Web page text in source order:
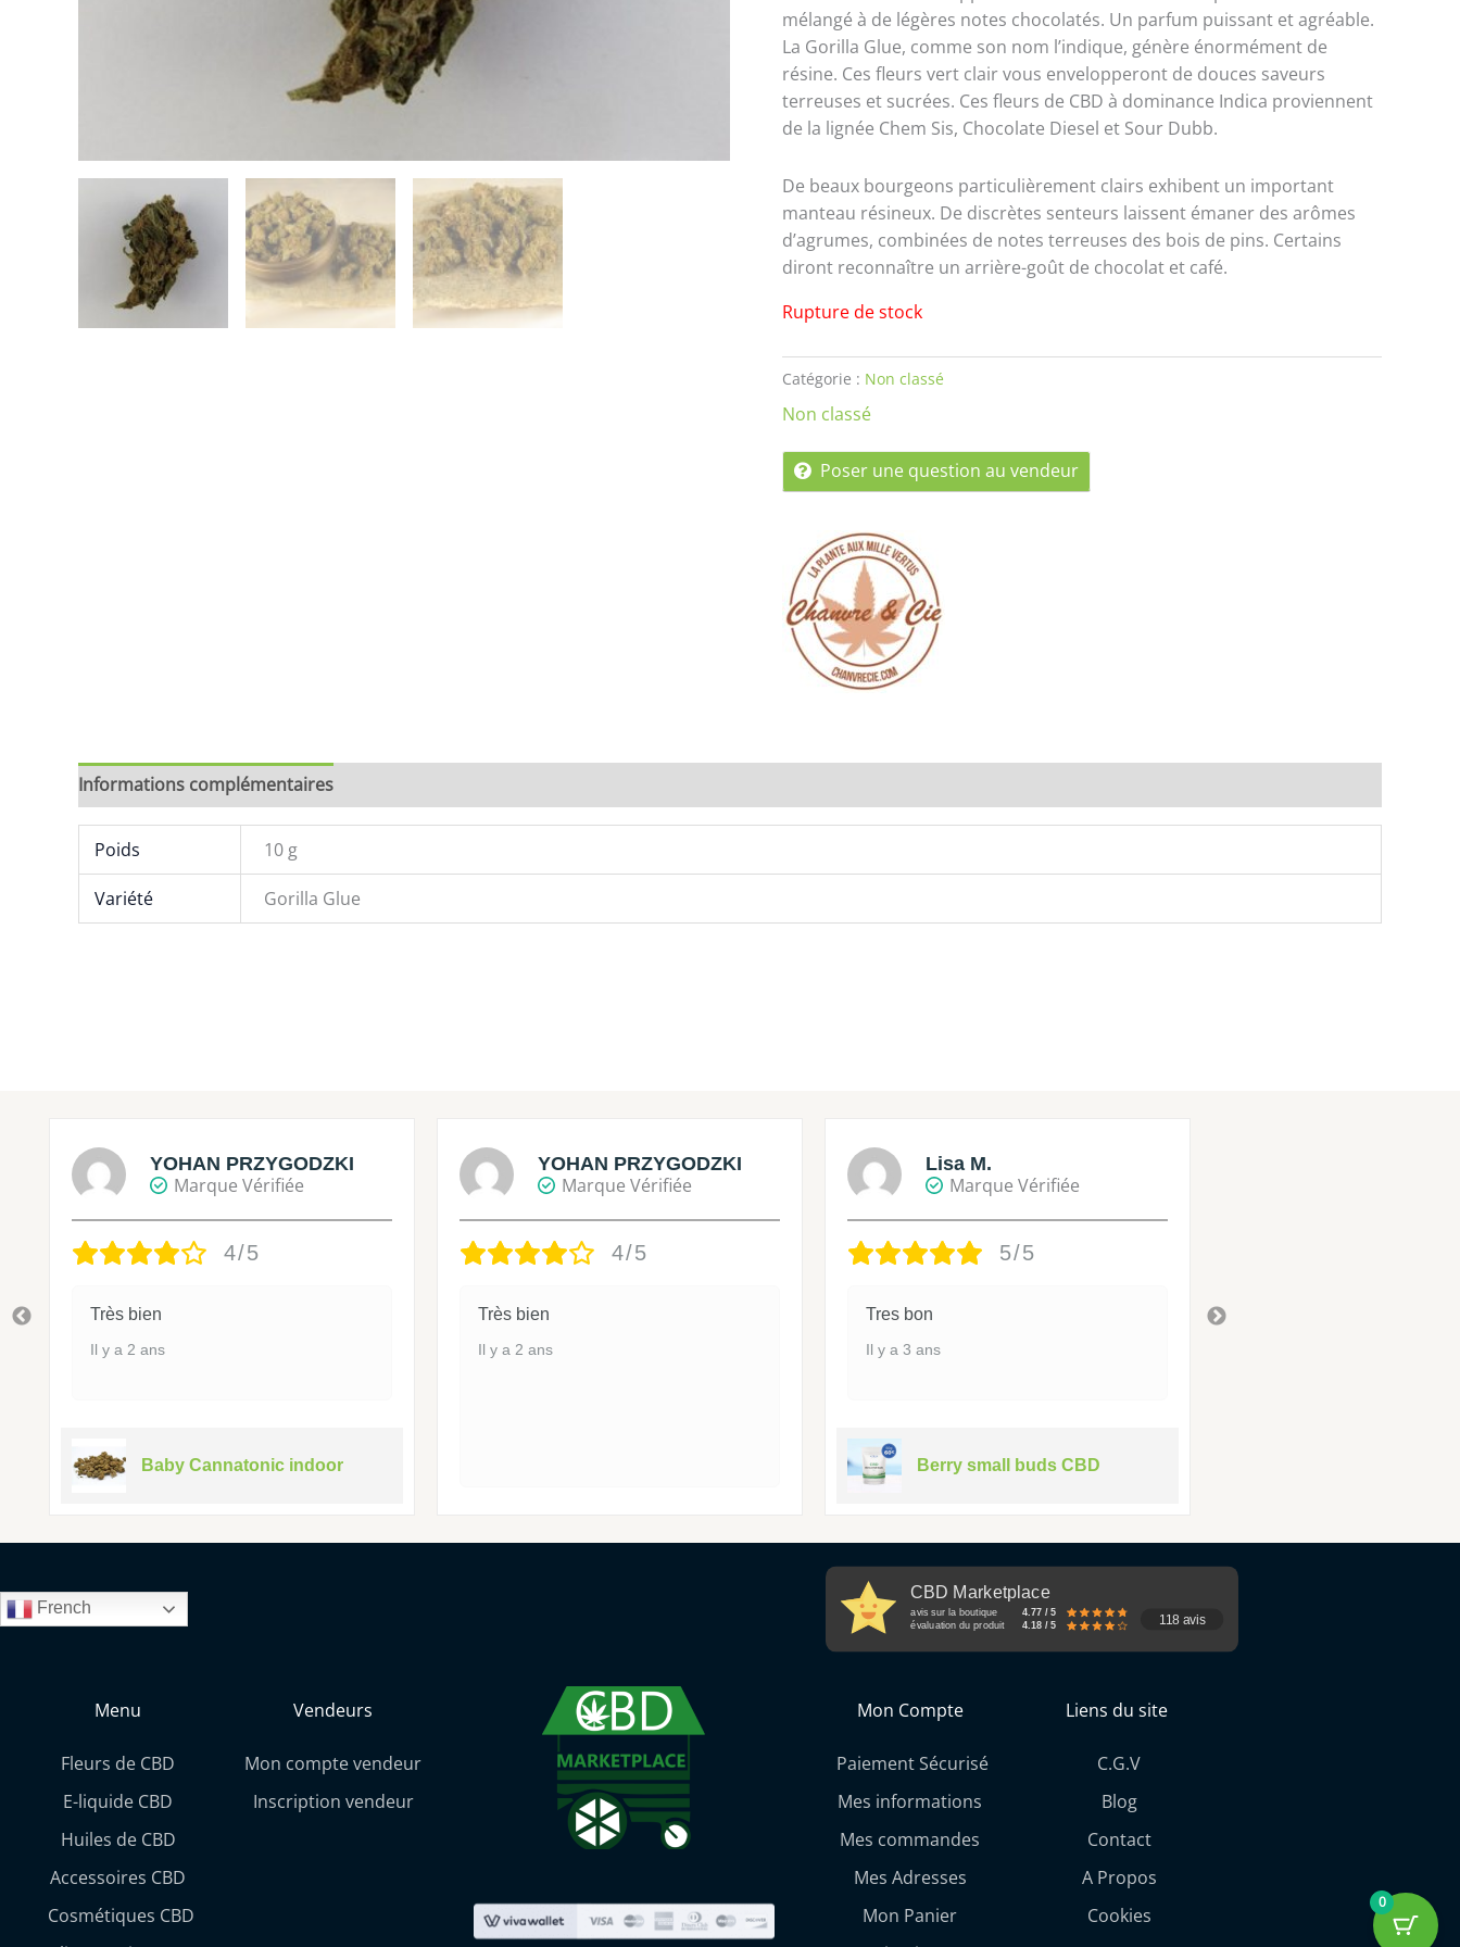
mélangé à de légères notes chocolatés. Un parfum puissant et agréable.
La Gorilla Glue, comme son nom l’indique, génère énormément de
résine. Ces fleurs vert clair vous envelopperont de douces saveurs
terreuses et sucrées. Ces fleurs de CBD à dominance Indica proviennent
de la lignée Chem Sis, Chocolate Diesel et Sour Dubb.
De beaux bourgeons particulièrement clairs exhibent un important
manteau résineux. De discrètes senteurs laissent émaner des arômes
d’agrumes, combinées de notes terreuses des bois de pins. Certains
diront reconnaître un arrière-goût de chocolat et café.
Rupture de stock
Catégorie : Non classé
Non classé
Poser une question au vendeur
Informations complémentaires
Poids 10 g
Variété Gorilla Glue
YOHAN PRZYGODZKI
Marque Vérifiée
4/5
Très bien
Il y a 2 ans
Baby Cannatonic indoor
YOHAN PRZYGODZKI
Marque Vérifiée
4/5
Très bien
Il y a 2 ans
Lisa M.
Marque Vérifiée
5/5
Tres bon
Il y a 3 ans
Berry small buds CBD
French
CBD Marketplace
avis sur la boutique
4.77 / 5
évaluation du produit
4.18 / 5 118 avis
Menu
Fleurs de CBD
E-liquide CBD
Huiles de CBD
Accessoires CBD
Cosmétiques CBD
Vendeurs
Mon compte vendeur
Inscription vendeur
Mon Compte
Paiement Sécurisé
Mes informations
Mes commandes
Mes Adresses
Mon Panier
Liens du site
C.G.V
Blog
Contact
A Propos
Cookies
0